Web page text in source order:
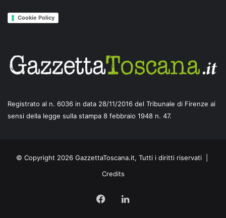
Cookie Policy
Registrato al n. 6036 in data 28/11/2016 del Tribunale di Firenze ai
sensi della legge sulla stampa 8 febbraio 1948 n. 47.
© Copyright 2026 GazzettaToscana.it, Tutti i diritti riservati |
Credits
FacebookLinkedIn